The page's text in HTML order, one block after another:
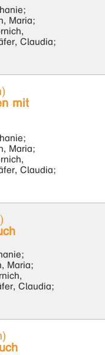
Maria;
Claudia;
mit
Maria;
Claudia;
Maria;
Claudia;